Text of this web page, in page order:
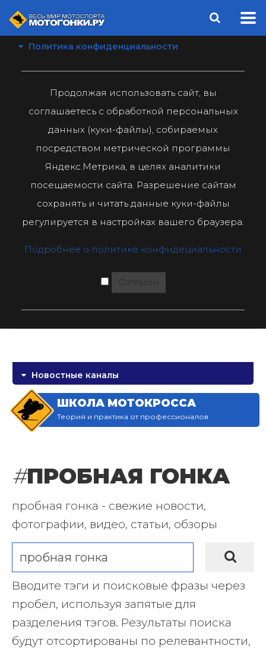
Политика конфиденциальности
Продолжая использовать сайт, вы
соглашаетесь с обработкой персональных
данных (куки-файлы), собираемых
посредством метрической программы
Яндекс.Метрика, в целях аналитики
посещаемости сайта. Разрешение сайтам
сохранять и читать данные куки-файлы
регулируется в настройках вашего браузера.
Подробнее о политике конфидециальности
Согласен
Новостные каналы
ШКОЛА МОТОКРОССА
Теория и практика от профессионалов
#ПРОБНАЯ ГОНКА
пробная гонка - свежие новости,
фотографии, видео, статьи, обзоры
Вводите тэги и поисковые фразы через
пробел, используя запятые для
разделения тэгов. Результаты поиска
будут отсортированы по релевантности,